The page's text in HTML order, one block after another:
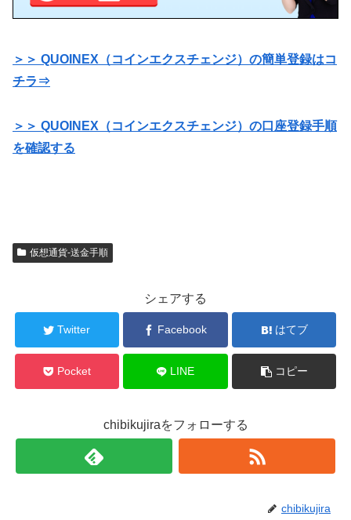
＞＞ QUOINEX（コインエクスチェンジ）の簡単登録はコ
チラ⇒
＞＞ QUOINEX（コインエクスチェンジ）の口座登録手順
を確認する
仮想通貨-送金手順
シェアする
Twitter Facebook はてブ
Pocket LINE コピー
chibikujiraをフォローする
chibikujira